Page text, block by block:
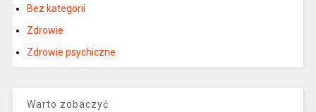
Bez kategorii
Zdrowie
Zdrowie psychiczne
Warto zobaczyć